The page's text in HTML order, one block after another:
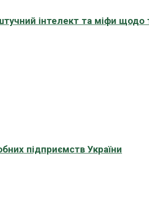
інтелект та міфи щодо
підприємств України